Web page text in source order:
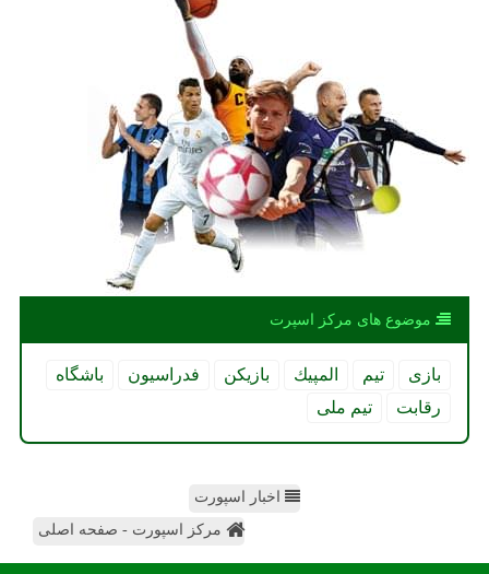
موضوع های مركز اسپرت
بازی تیم المپیك بازیكن فدراسیون
باشگاه
رقابت
تیم ملی
اخبار اسپورت
مرکز اسپورت - صفحه اصلی